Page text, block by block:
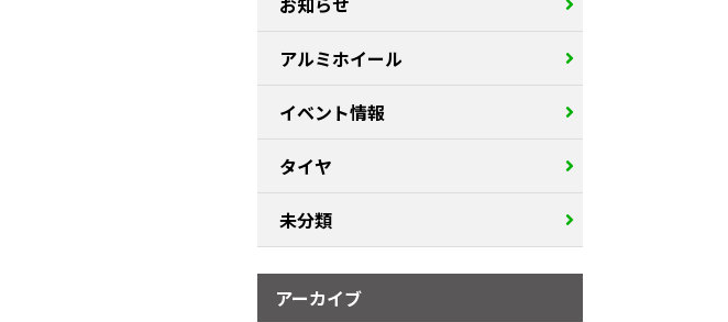
アルミホイール
イベント情報
タイヤ
未分類
アーカイブ